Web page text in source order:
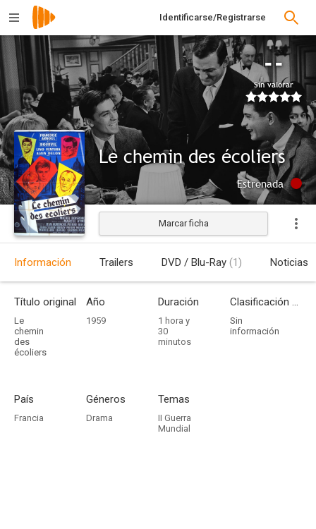
Identificarse/Registrarse
--
Sin valorar
Le chemin des écoliers
Estrenada
Marcar ficha
Información Trailers DVD / Blu-Ray (1) Noticias
Título original
Le
chemin
des
écoliers
Año
1959
Duración
1 hora y
30
minutos
Clasificación por edades
Sin
información
País
Francia
Géneros
Drama
Temas
II Guerra
Mundial